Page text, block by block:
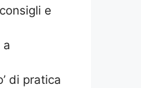
e
a
di pratica